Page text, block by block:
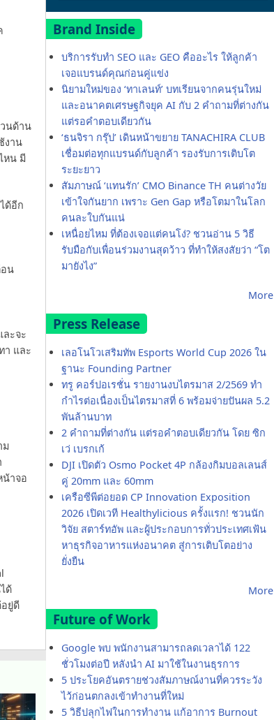
นด้าน
งาน
หน มี
ด้อีก
อน
ะจะ
า และ
ม
น้าจอ
ด้
ยู่ดี
Brand Inside
บริการรับทำ SEO และ GEO คืออะไร ให้ลูกค้า
เจอแบรนด์คุณก่อนคู่แข่ง
นิยามใหม่ของ ‘ทาเลนท์’ บทเรียนจากคนรุ่นใหม่
และอนาคตเศรษฐกิจยุค AI กับ 2 คำถามที่ต่างกัน
แต่รอคำตอบเดียวกัน
‘ธนจิรา กรุ๊ป’ เดินหน้าขยาย TANACHIRA CLUB
เชื่อมต่อทุกแบรนด์กับลูกค้า รองรับการเติบโต
ระยะยาว
สัมภาษณ์ ‘แทนรัก’ CMO Binance TH คนต่างวัย
เข้าใจกันยาก เพราะ Gen Gap หรือโตมาในโลก
คนละใบกันแน่
เหนื่อยไหม ที่ต้องเจอแต่คนโง่? ชวนอ่าน 5 วิธี
รับมือกับเพื่อนร่วมงานสุดว้าว ที่ทำให้สงสัยว่า “โต
มายังไง”
More
Press Release
เลอโนโวเสริมทัพ Esports World Cup 2026 ใน
ฐานะ Founding Partner
ทรู คอร์ปอเรชั่น รายงานงบไตรมาส 2/2569 ทำ
กำไรต่อเนื่องเป็นไตรมาสที่ 6 พร้อมจ่ายปันผล 5.2
พันล้านบาท
2 คำถามที่ต่างกัน แต่รอคำตอบเดียวกัน โดย ซิก
เว่ เบรกเก้
DJI เปิดตัว Osmo Pocket 4P กล้องกิมบอลเลนส์
คู่ 20mm และ 60mm
เครือซีพีต่อยอด CP Innovation Exposition
2026 เปิดเวที Healthylicious ครั้งแรก! ชวนนัก
วิจัย สตาร์ทอัพ และผู้ประกอบการทั่วประเทศเฟ้น
หาธุรกิจอาหารแห่งอนาคต สู่การเติบโตอย่าง
ยั่งยืน
More
Future of Work
Google พบ พนักงานสามารถลดเวลาได้ 122
ชั่วโมงต่อปี หลังนำ AI มาใช้ในงานธุรการ
5 ประโยคอันตรายช่วงสัมภาษณ์งานที่ควรระวัง
ไว้ก่อนตกลงเข้าทำงานที่ใหม่
5 วิธีปลุกไฟในการทำงาน แก้อาการ Burnout